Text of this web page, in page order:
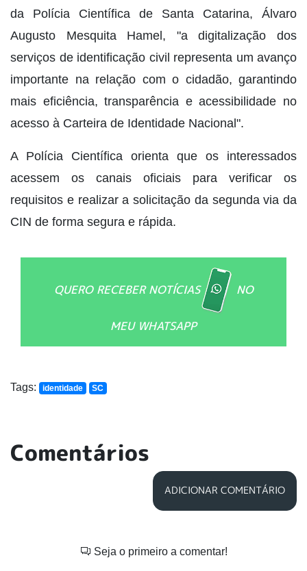
da Polícia Científica de Santa Catarina, Álvaro
Augusto Mesquita Hamel, "a digitalização dos
serviços de identificação civil representa um avanço
importante na relação com o cidadão, garantindo
mais eficiência, transparência e acessibilidade no
acesso à Carteira de Identidade Nacional".
A Polícia Científica orienta que os interessados
acessem os canais oficiais para verificar os
requisitos e realizar a solicitação da segunda via da
CIN de forma segura e rápida.
QUERO RECEBER NOTÍCIAS NO
MEU WHATSAPP
Tags: identidade SC
Comentários
ADICIONAR COMENTÁRIO
Seja o primeiro a comentar!